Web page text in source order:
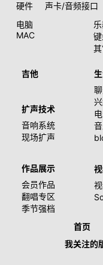
硬件 声卡/音频接口
电脑
MAC
吉他
扩声技术
音响系统
现场扩声
作品展示
会员作品
翻唱专区
季节强档
首页
我关注的